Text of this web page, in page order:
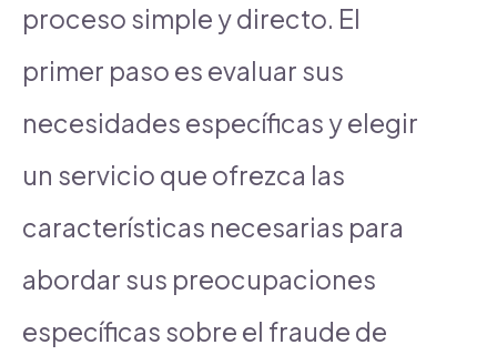
proceso simple y directo. El
primer paso es evaluar sus
necesidades específicas y elegir
un servicio que ofrezca las
características necesarias para
abordar sus preocupaciones
específicas sobre el fraude de